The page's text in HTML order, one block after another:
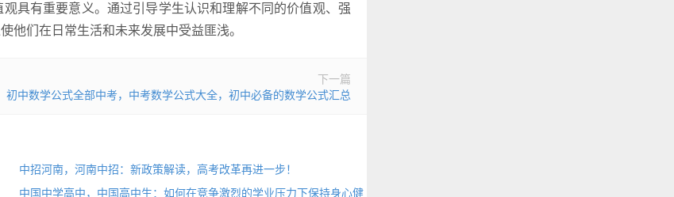
具有重要意义。通过引导学生认识和理解不同的价值观、强
他们在日常生活和未来发展中受益匪浅。
下一篇
初中数学公式全部中考，中考数学公式大全，初中必备的数学公式汇总
中招河南，河南中招：新政策解读，高考改革再进一步！
中国中学高中，中国高中生：如何在竞争激烈的学业压力下保持身心健